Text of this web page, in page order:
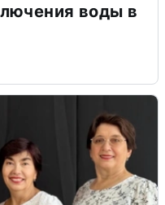
воды в